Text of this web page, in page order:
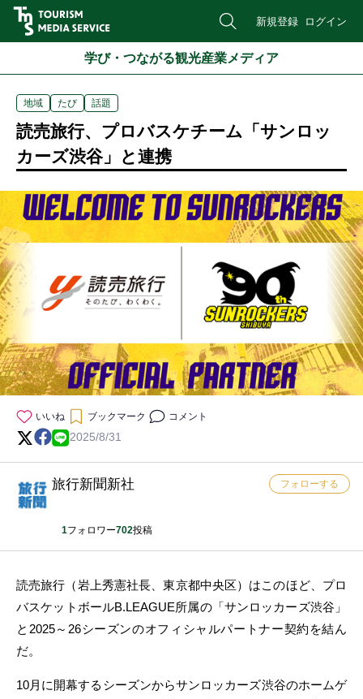
新規登録 ログイン
学び・つながる観光産業メディア
地域 たび 話題
読売旅行、プロバスケチーム「サンロッ
カーズ渋谷」と連携
いいね ブックマーク コメント
2025/8/31
旅行新聞新社
1フォロワー702投稿
フォローする
読売旅行（岩上秀憲社長、東京都中央区）はこのほど、プロ
バスケットボールB.LEAGUE所属の「サンロッカーズ渋谷」
と2025～26シーズンのオフィシャルパートナー契約を結ん
だ。
10月に開幕するシーズンからサンロッカーズ渋谷のホームゲ